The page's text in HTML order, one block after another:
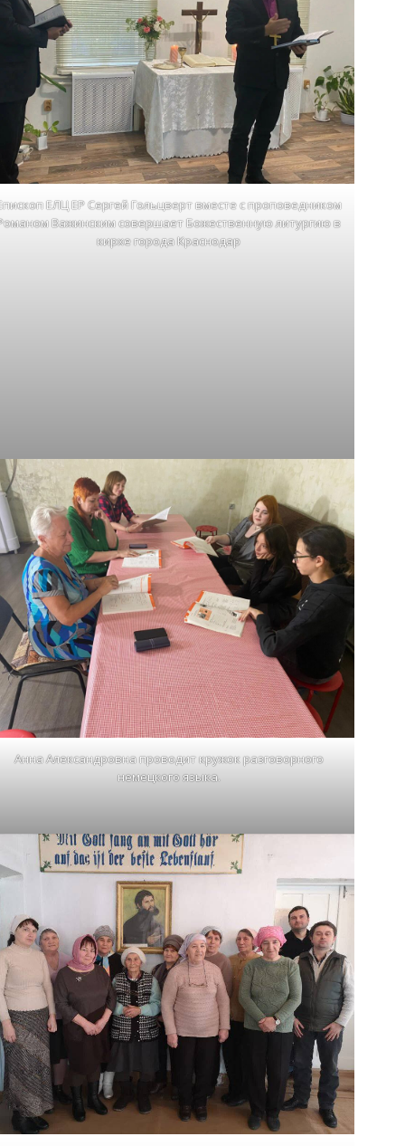
ЕЛЦ ЕР Сергей Гольцверт вместе с проповедником
Важинским совершает Божественную литургию в
кирхе города Краснодар
Анна Александровна проводит кружок разговорного
немецкого языка.